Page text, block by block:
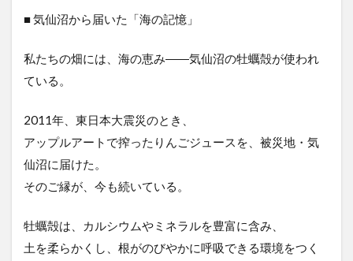
■ 気仙沼から届いた「海の記憶」
私たちの畑には、海の恵み――気仙沼の牡蠣殻が使われ
ている。
2011年、東日本大震災のとき、
アップルアートで搾ったりんごジュースを、被災地・気
仙沼に届けた。
そのご縁が、今も続いている。
牡蠣殻は、カルシウムやミネラルを豊富に含み、
土を柔らかくし、根がのびやかに呼吸できる環境をつく